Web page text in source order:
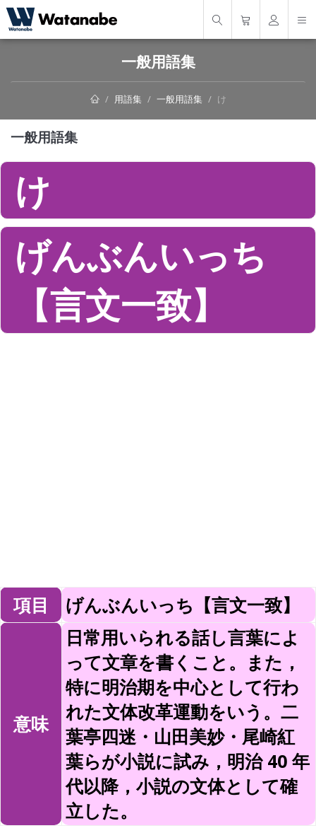
一般用語集
用語集 一般用語集 け
一般用語集
け
げんぶんいっち
【言文一致】
項目 げんぶんいっち【言文一致】
意味
日常用いられる話し言葉によ
って文章を書くこと。また，
特に明治期を中心として行わ
れた文体改革運動をいう。二
葉亭四迷・山田美妙・尾崎紅
葉らが小説に試み，明治 40 年
代以降，小説の文体として確
立した。